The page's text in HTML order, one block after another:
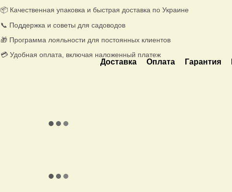
📦 Качественная упаковка и быстрая доставка по Украине
📞 Поддержка и советы для садоводов
🎁 Программа лояльности для постоянных клиентов
💳 Удобная оплата, включая наложенный платеж
Доставка Оплата Гарантия